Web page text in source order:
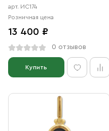
СТРАТИЛАТ"
арт. ИС174
Розничная цена
13 400 ₽
0 отзывов
Купить